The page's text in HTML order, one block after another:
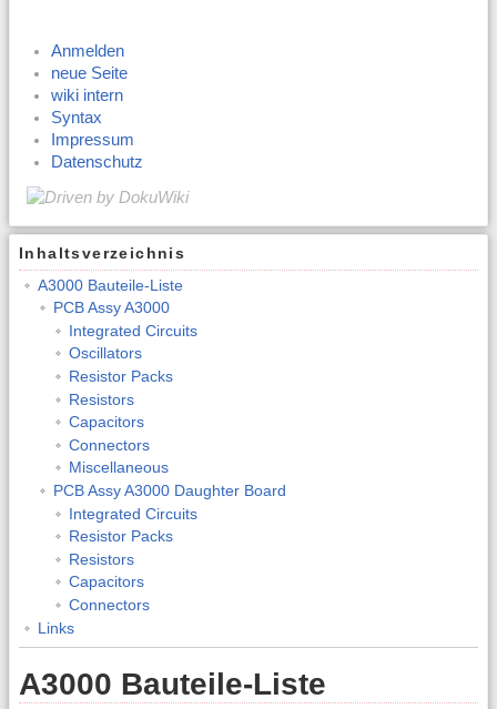
Anmelden
neue Seite
wiki intern
Syntax
Impressum
Datenschutz
Inhaltsverzeichnis
A3000 Bauteile-Liste
PCB Assy A3000
Integrated Circuits
Oscillators
Resistor Packs
Resistors
Capacitors
Connectors
Miscellaneous
PCB Assy A3000 Daughter Board
Integrated Circuits
Resistor Packs
Resistors
Capacitors
Connectors
Links
A3000 Bauteile-Liste